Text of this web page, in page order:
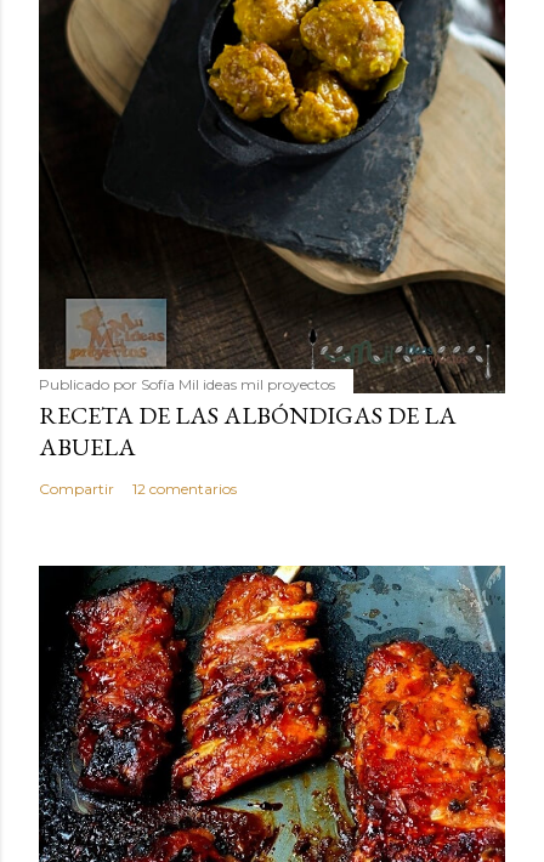
Publicado por Sofía Mil ideas mil proyectos
RECETA DE LAS ALBÓNDIGAS DE LA
ABUELA
Compartir 12 comentarios